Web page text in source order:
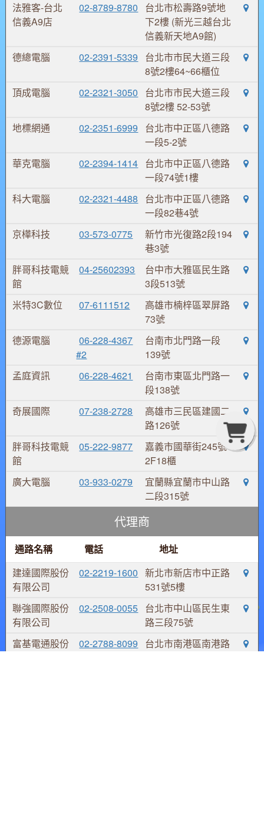
G
C
B
法雅客-台北
信義A9店
02-8789-8780
台北市松壽路9號地
下2樓 (新光三越台北
信義新天地A9館)
德總電腦
02-2391-5339
台北市市民大道三段
8號2樓64~66櫃位
頂成電腦
02-2321-3050
台北市市民大道三段
8號2樓 52-53號
地標網通
02-2351-6999
台北市中正區八德路
一段5-2號
華克電腦
02-2394-1414 台北市中正區八德路
一段74號1樓
科大電腦
02-2321-4488
台北市中正區八德路
一段82巷4號
京樺科技
03-573-0775
新竹市光復路2段194
巷3號
胖哥科技電競
館
04-25602393
台中市大雅區民生路
3段513號
米特3C數位
07-6111512
高雄市楠梓區翠屏路
73號
德源電腦
06-228-4367
#2
台南市北門路一段
139號
孟庭資訊
06-228-4621
台南市東區北門路一
段138號
奇展國際
07-238-2728
高雄市三民區建國二
路126號
胖哥科技電競
館
05-222-9877
嘉義市國華街245號
2F18櫃
廣大電腦
03-933-0279
宜蘭縣宜蘭市中山路
二段315號
代理商
通路名稱 電話
地址
建達國際股份
有限公司
02-2219-1600 新北市新店市中正路
531號5樓
聯強國際股份
有限公司
02-2508-0055 台北市中山區民生東
路三段75號
富基電通股份
02-2788-8099
台北市南港區南港路